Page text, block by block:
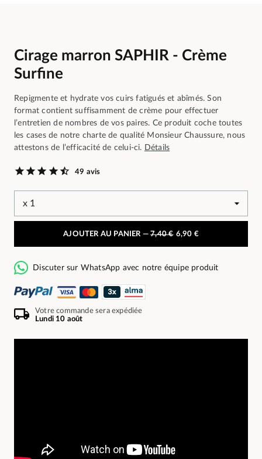
Cirage marron SAPHIR - Crème
Surfine
Repigmente et hydrate vos cuirs fatigués et abîmés. Son
format contient suffisamment de crème pour effectuer
l’entretien de nombres de vos paires. Ce produit coche toutes
les cases de notre charte de qualité Monsieur Chaussure, nous
attestons de l’efficacité de celui-ci. Détails
49 avis
AJOUTER AU PANIER —7,40 € 6,90 €
Discuter sur WhatsApp avec notre équipe produit
Votre commande sera expédiée
Lundi 10 août